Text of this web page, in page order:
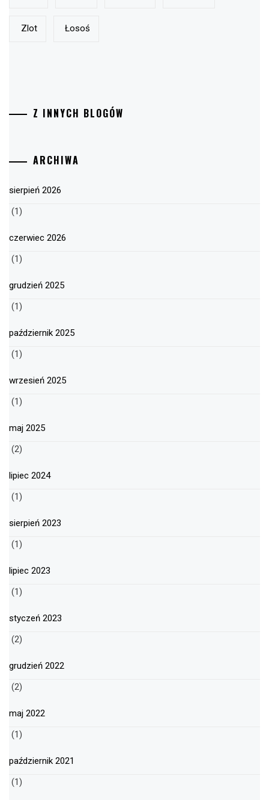
Zlot Łosoś
Z INNYCH BLOGÓW
ARCHIWA
sierpień 2026
(1)
czerwiec 2026
(1)
grudzień 2025
(1)
październik 2025
(1)
wrzesień 2025
(1)
maj 2025
(2)
lipiec 2024
(1)
sierpień 2023
(1)
lipiec 2023
(1)
styczeń 2023
(2)
grudzień 2022
(2)
maj 2022
(1)
październik 2021
(1)